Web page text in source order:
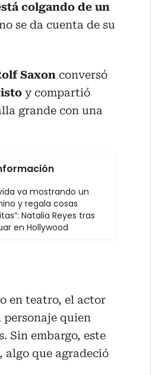
stá colgando de un
se da cuenta de su
Saxon conversó
y compartió
grande con una
va mostrando un
y regala cosas
Natalia Reyes tras
en Hollywood
en teatro, el actor
personaje quien
Sin embargo, este
que agradeció